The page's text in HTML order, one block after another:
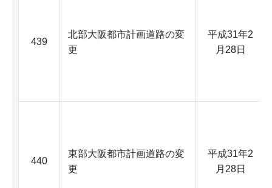
439
北部大阪都市計画道路の変
更
平成31年2
月28日
440
東部大阪都市計画道路の変
更
平成31年2
月28日